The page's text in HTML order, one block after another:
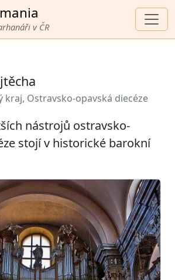
v ČR
kraj, Ostravsko-opavská diecéze
nástrojů ostravsko-
stojí v historické barokní